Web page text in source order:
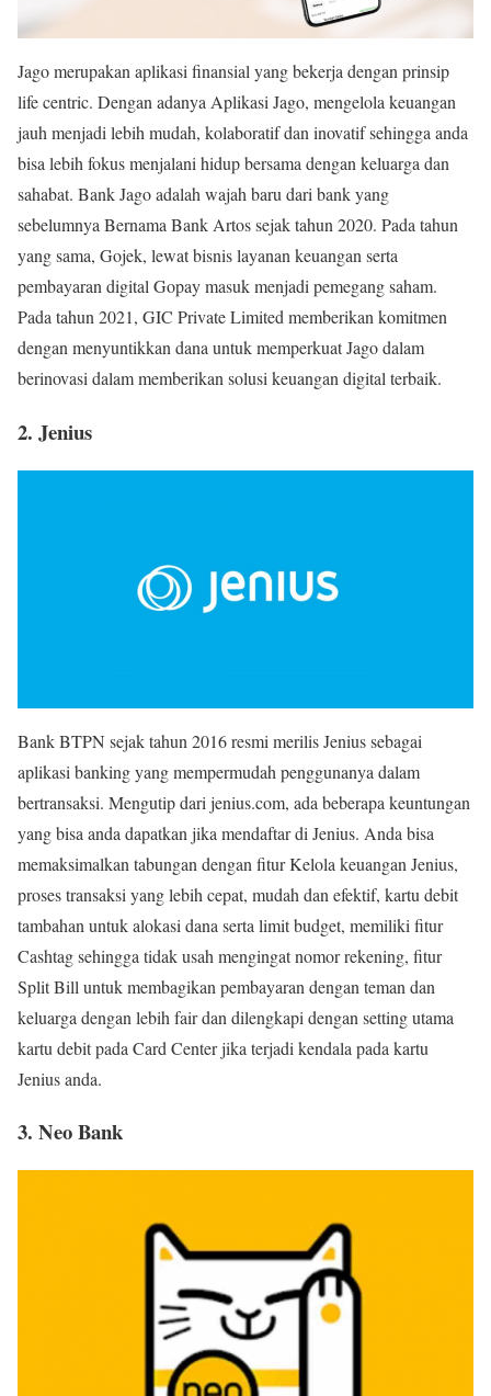
Jago merupakan aplikasi finansial yang bekerja dengan prinsip
life centric. Dengan adanya Aplikasi Jago, mengelola keuangan
jauh menjadi lebih mudah, kolaboratif dan inovatif sehingga anda
bisa lebih fokus menjalani hidup bersama dengan keluarga dan
sahabat. Bank Jago adalah wajah baru dari bank yang
sebelumnya Bernama Bank Artos sejak tahun 2020. Pada tahun
yang sama, Gojek, lewat bisnis layanan keuangan serta
pembayaran digital Gopay masuk menjadi pemegang saham.
Pada tahun 2021, GIC Private Limited memberikan komitmen
dengan menyuntikkan dana untuk memperkuat Jago dalam
berinovasi dalam memberikan solusi keuangan digital terbaik.
2. Jenius
Bank BTPN sejak tahun 2016 resmi merilis Jenius sebagai
aplikasi banking yang mempermudah penggunanya dalam
bertransaksi. Mengutip dari jenius.com, ada beberapa keuntungan
yang bisa anda dapatkan jika mendaftar di Jenius. Anda bisa
memaksimalkan tabungan dengan fitur Kelola keuangan Jenius,
proses transaksi yang lebih cepat, mudah dan efektif, kartu debit
tambahan untuk alokasi dana serta limit budget, memiliki fitur
Cashtag sehingga tidak usah mengingat nomor rekening, fitur
Split Bill untuk membagikan pembayaran dengan teman dan
keluarga dengan lebih fair dan dilengkapi dengan setting utama
kartu debit pada Card Center jika terjadi kendala pada kartu
Jenius anda.
3. Neo Bank